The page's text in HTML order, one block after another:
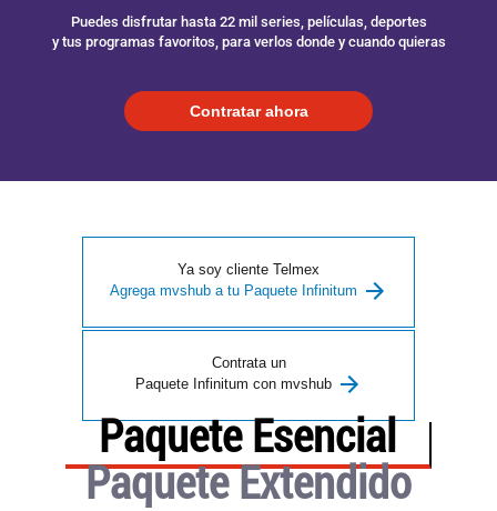
Paga
Puedes disfrutar hasta 22 mil series, películas, deportes
y tus programas favoritos, para verlos donde y cuando quieras
Contratar ahora
Ya soy cliente Telmex
Agrega mvshub a tu Paquete Infinitum
Contrata un
Paquete Infinitum con mvshub
Paquete Esencial
Paquete Extendido